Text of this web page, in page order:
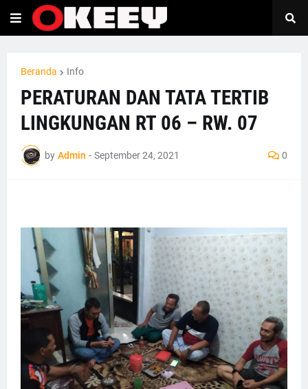
Beranda Info
PERATURAN DAN TATA TERTIB
LINGKUNGAN RT 06 – RW. 07
by Admin - September 24, 2021 0